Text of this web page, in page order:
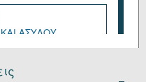
ΑΣΥΛΟΥ
ΚΑΙ ΤΡΟΦΙΜΩΝ